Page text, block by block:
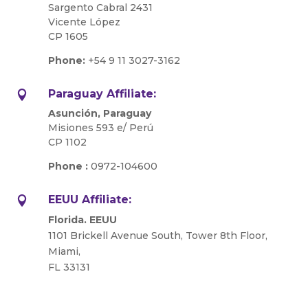
Sargento Cabral 2431
Vicente López
CP 1605
Phone:+54 9 11 3027-3162
 Paraguay Affiliate:
Asunción, Paraguay
Misiones 593 e/ Perú
CP 1102
Phone : 0972-104600
 EEUU Affiliate:
Florida. EEUU
1101 Brickell Avenue South, Tower 8th Floor,
Miami,
FL 33131